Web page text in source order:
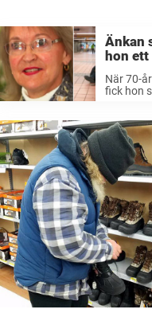
Änkan
hon ett
När 70-
fick hon
och